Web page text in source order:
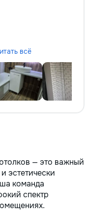
apartamentul
pentru locuit –
fără deșeuri de
Prețuri orientative
materiale:
producătorului,
categoria
de apartament Uși
la 2 500–7 000+
extensibil – de la
Calitatea noastră
dumneavoastră!
interiorul cât mai
всё
— это важный
эстетически
команда
спектр